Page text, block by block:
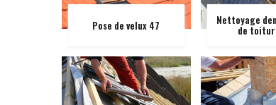
Pose de velux 47 Nettoyage
de